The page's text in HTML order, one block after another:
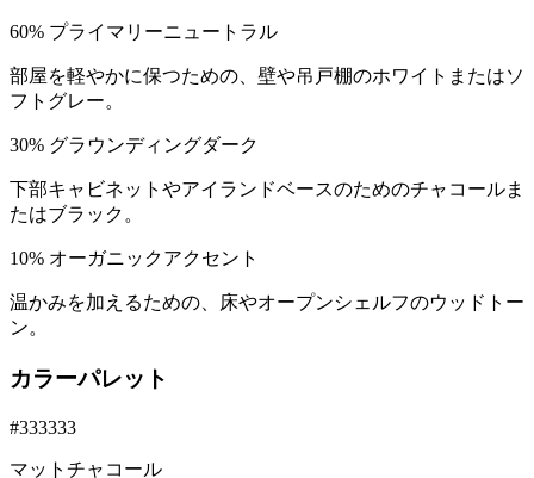
60% プライマリーニュートラル
部屋を軽やかに保つための、壁や吊戸棚のホワイトまたはソ
フトグレー。
30% グラウンディングダーク
下部キャビネットやアイランドベースのためのチャコールま
たはブラック。
10% オーガニックアクセント
温かみを加えるための、床やオープンシェルフのウッドトー
ン。
カラーパレット
#333333
マットチャコール